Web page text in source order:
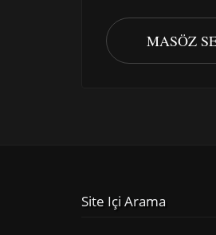
MASÖZ
Site Içi Arama